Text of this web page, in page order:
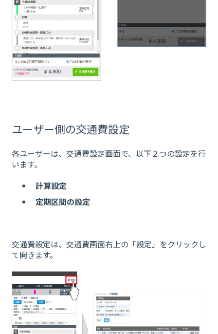
ユーザー側の交通費設定
各ユーザーは、交通費設定画面で、以下２つの設定を行
います。
計算設定
定期区間の設定
交通費設定は、交通費画面右上の「設定」をクリックし
て開きます。